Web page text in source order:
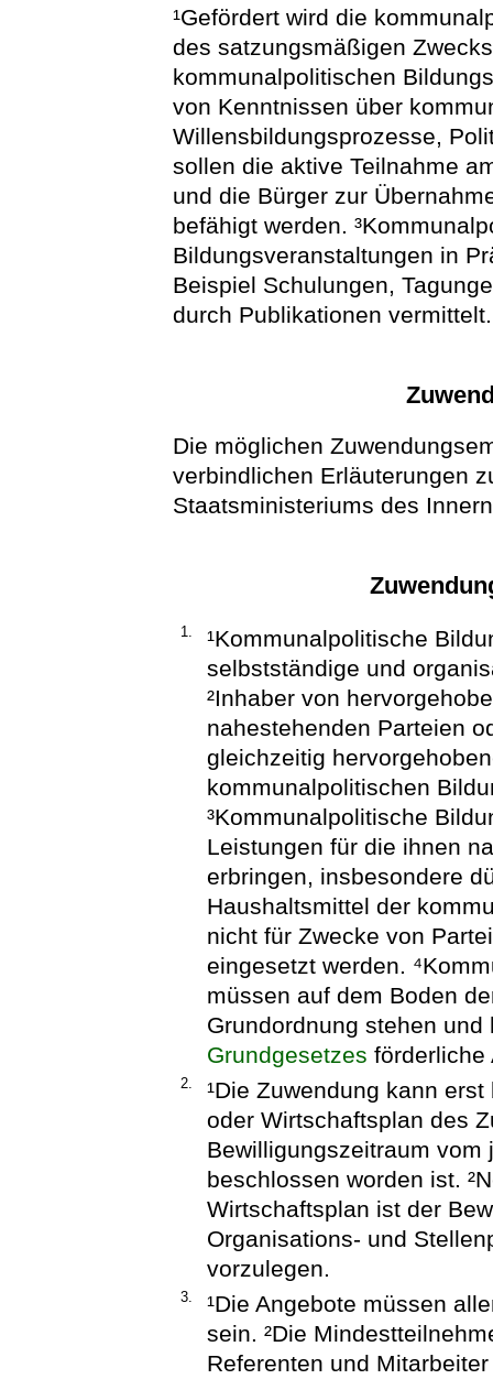
¹Gefördert wird die
des satzungsmäßigen
kommunalpolitischen
von Kenntnissen über
Willensbildungsprozesse,
sollen die aktive Teilnahme
und die Bürger zur
befähigt werden.
Bildungsveranstaltungen in
Beispiel Schulungen,
durch Publikationen vermittelt.
Die möglichen
verbindlichen Erläuterungen
Staatsministeriums des
1.
¹Kommunalpolitische
selbstständige und
²Inhaber von
nahestehenden Parteien
gleichzeitig
kommunalpolitischen
³Kommunalpolitische
Leistungen für die ihnen
erbringen, insbesondere
Haushaltsmittel der
nicht für Zwecke von
eingesetzt werden.
müssen auf dem Boden
Grundordnung stehen
Grundgesetzes förderliche
2.
¹Die Zuwendung kann
oder Wirtschaftsplan des
Bewilligungszeitraum
beschlossen worden ist.
Wirtschaftsplan ist der
Organisations- und
vorzulegen.
3.
¹Die Angebote müssen
sein. ²Die
Referenten und